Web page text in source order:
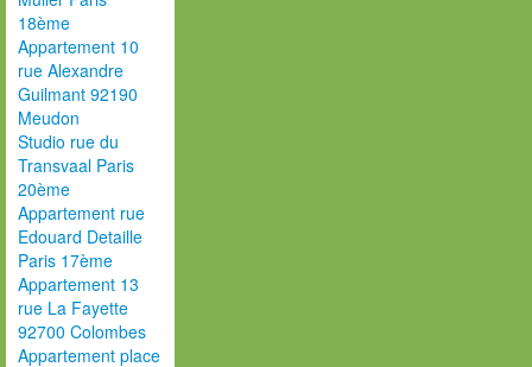
18ème
Appartement 10
rue Alexandre
Guilmant 92190
Meudon
Studio rue du
Transvaal Paris
20ème
Appartement rue
Edouard Detaille
Paris 17ème
Appartement 13
rue La Fayette
92700 Colombes
Appartement place